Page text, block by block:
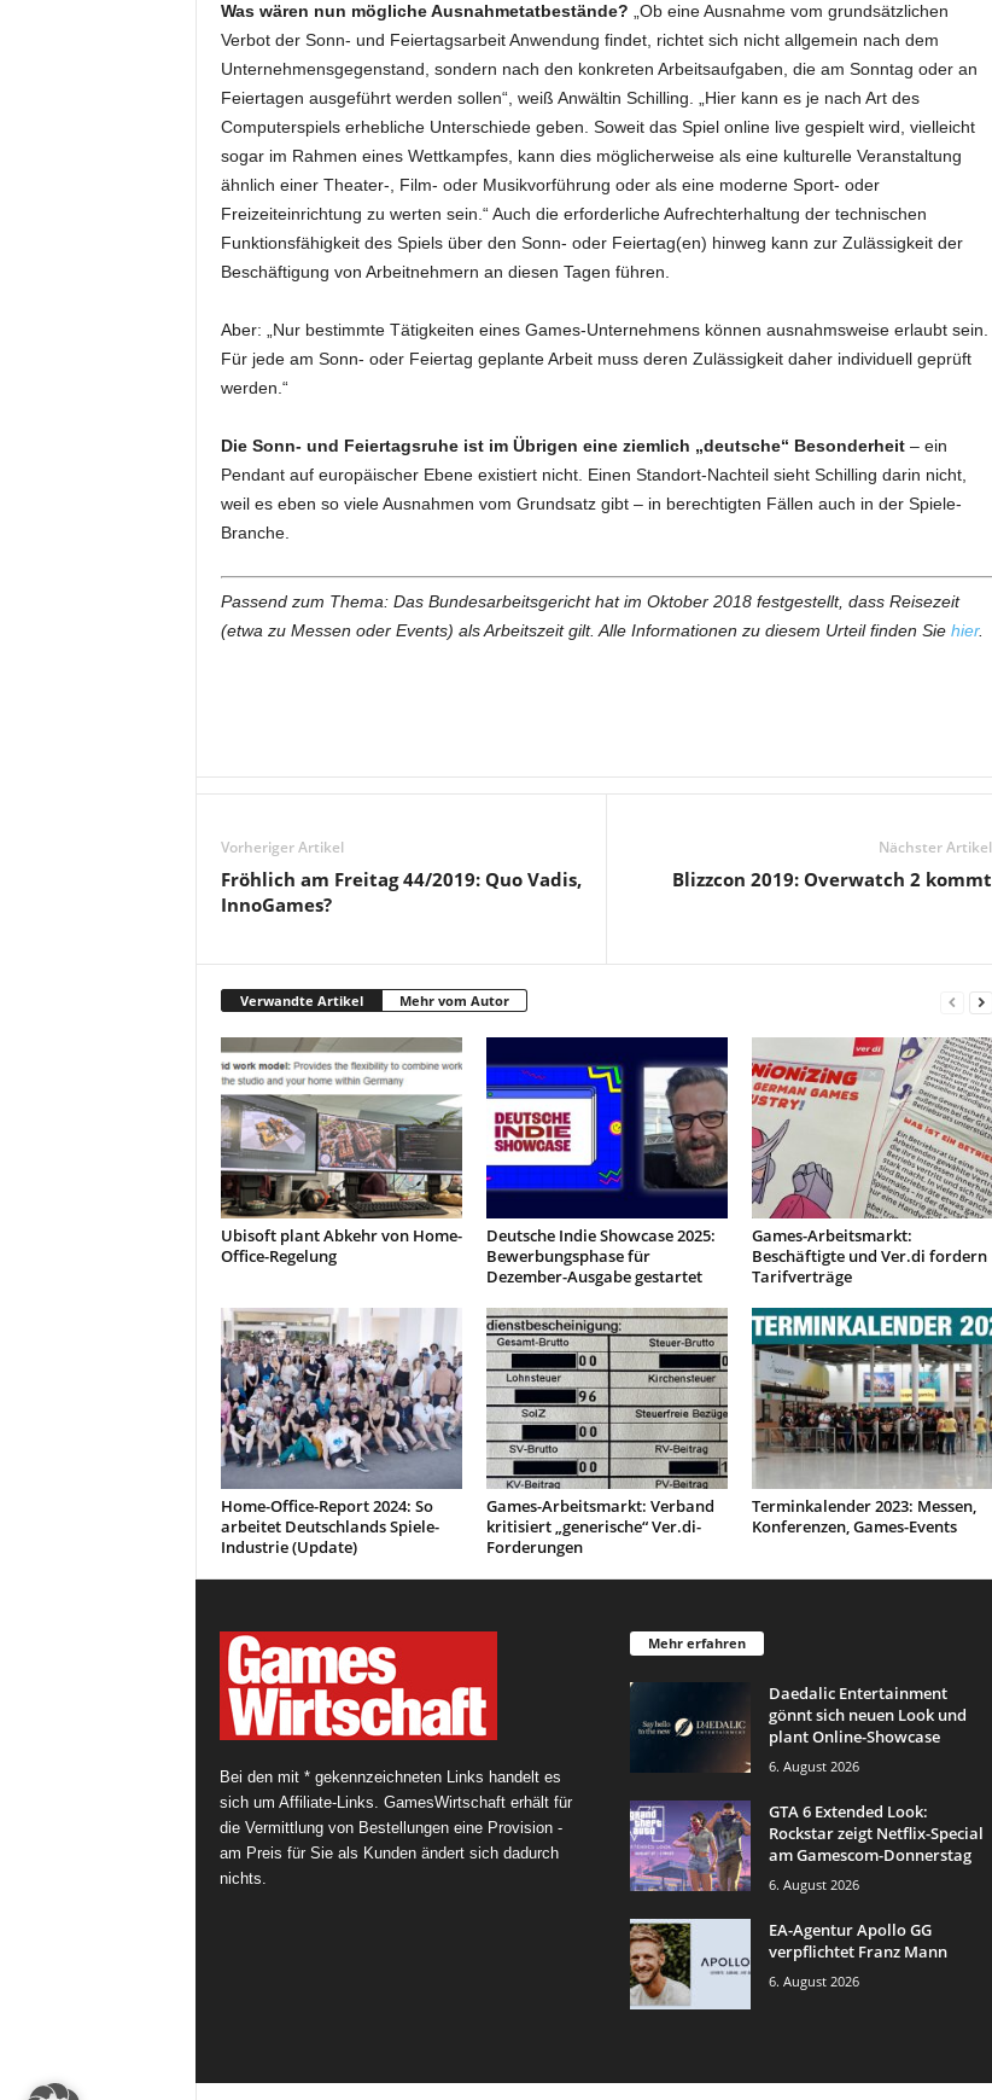
Was wären nun mögliche Ausnahmetatbestände? „Ob eine Ausnahme vom grundsätzlichen
Verbot der Sonn- und Feiertagsarbeit Anwendung findet, richtet sich nicht allgemein nach dem
Unternehmensgegenstand, sondern nach den konkreten Arbeitsaufgaben, die am Sonntag oder an
Feiertagen ausgeführt werden sollen“, weiß Anwältin Schilling. „Hier kann es je nach Art des
Computerspiels erhebliche Unterschiede geben. Soweit das Spiel online live gespielt wird, vielleicht
sogar im Rahmen eines Wettkampfes, kann dies möglicherweise als eine kulturelle Veranstaltung
ähnlich einer Theater-, Film- oder Musikvorführung oder als eine moderne Sport- oder
Freizeiteinrichtung zu werten sein.“ Auch die erforderliche Aufrechterhaltung der technischen
Funktionsfähigkeit des Spiels über den Sonn- oder Feiertag(en) hinweg kann zur Zulässigkeit der
Beschäftigung von Arbeitnehmern an diesen Tagen führen.
Aber: „Nur bestimmte Tätigkeiten eines Games-Unternehmens können ausnahmsweise erlaubt sein.
Für jede am Sonn- oder Feiertag geplante Arbeit muss deren Zulässigkeit daher individuell geprüft
werden.“
Die Sonn- und Feiertagsruhe ist im Übrigen eine ziemlich „deutsche“ Besonderheit– ein
Pendant auf europäischer Ebene existiert nicht. Einen Standort-Nachteil sieht Schilling darin nicht,
weil es eben so viele Ausnahmen vom Grundsatz gibt – in berechtigten Fällen auch in der Spiele-
Branche.
Passend zum Thema: Das Bundesarbeitsgericht hat im Oktober 2018 festgestellt, dass Reisezeit
(etwa zu Messen oder Events) als Arbeitszeit gilt. Alle Informationen zu diesem Urteil finden Sie hier.
Vorheriger Artikel
Fröhlich am Freitag 44/2019: Quo Vadis,
InnoGames?
Nächster Artikel
Blizzcon 2019: Overwatch 2 kommt
Verwandte Artikel Mehr vom Autor
Ubisoft plant Abkehr von Home-
Office-Regelung
Deutsche Indie Showcase 2025:
Bewerbungsphase für
Dezember-Ausgabe gestartet
Games-Arbeitsmarkt:
Beschäftigte und Ver.di fordern
Tarifverträge
Home-Office-Report 2024: So
arbeitet Deutschlands Spiele-
Industrie (Update)
Games-Arbeitsmarkt: Verband
kritisiert „generische“ Ver.di-
Forderungen
Terminkalender 2023: Messen,
Konferenzen, Games-Events
Bei den mit * gekennzeichneten Links handelt es
sich um Affiliate-Links. GamesWirtschaft erhält für
die Vermittlung von Bestellungen eine Provision -
am Preis für Sie als Kunden ändert sich dadurch
nichts.
Mehr erfahren
Daedalic Entertainment
gönnt sich neuen Look und
plant Online-Showcase
6. August 2026
GTA 6 Extended Look:
Rockstar zeigt Netflix-Special
am Gamescom-Donnerstag
6. August 2026
EA-Agentur Apollo GG
verpflichtet Franz Mann
6. August 2026